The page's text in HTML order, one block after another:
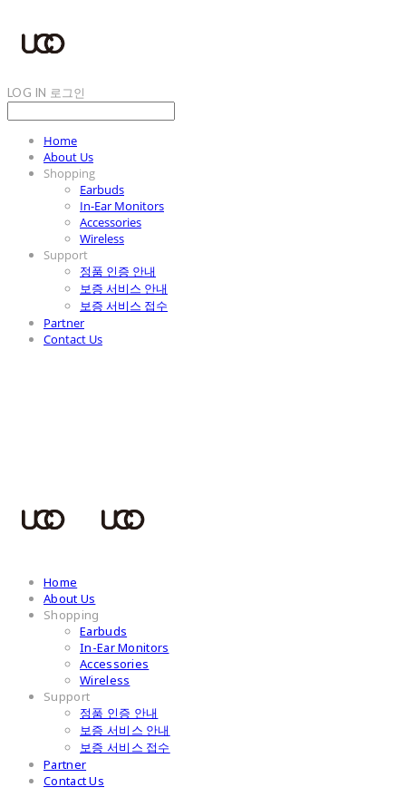
LOG IN 로그인
Home
About Us
Shopping
Earbuds
In-Ear Monitors
Accessories
Wireless
Support
정품 인증 안내
보증 서비스 안내
보증 서비스 접수
Partner
Contact Us
Home
About Us
Shopping
Earbuds
In-Ear Monitors
Accessories
Wireless
Support
정품 인증 안내
보증 서비스 안내
보증 서비스 접수
Partner
Contact Us